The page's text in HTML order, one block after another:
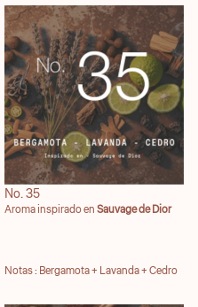
No. 35
No. 35
Aroma inspirado enSauvage de Dior
Notas : Bergamota + Lavanda + Cedro